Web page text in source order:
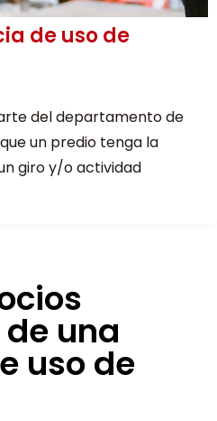
de uso de
del departamento de
un predio tenga la
giro y/o actividad
una
uso de